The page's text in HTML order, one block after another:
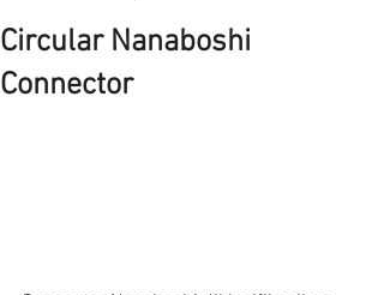
Circular Nanaboshi
Connector